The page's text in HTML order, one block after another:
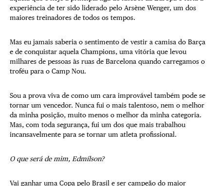
experiência de ter sido liderado pelo Arsène Wenger, um dos
maiores treinadores de todos os tempos.
Mas eu jamais saberia o sentimento de vestir a camisa do Barça
e de conquistar aquela Champions, uma vitória que levou
milhares de pessoas às ruas de Barcelona quando carregamos o
troféu para o Camp Nou.
Sou a prova viva de como um cara improvável também pode se
tornar um vencedor. Nunca fui o mais talentoso, nem o melhor
da minha posição, muito menos o melhor da minha categoria.
Mas, com toda segurança, fui um dos que mais trabalhou
incansavelmente para se tornar um atleta profissional.
O que será de mim, Edmílson?
Vai ganhar uma Copa pelo Brasil e ser campeão do maior